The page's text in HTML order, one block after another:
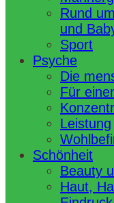
Rund
und
Sport
Psyche
Die
Für
Leistung
Schönheit
Beauty
Haut,